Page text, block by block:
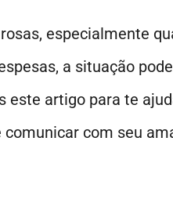
especialmente
a situação
este artigo para te
com seu